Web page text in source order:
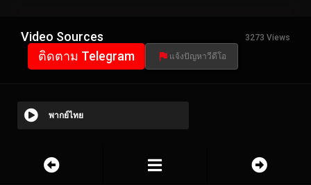
Video Sources 3273 Views
ติดตาม Telegram แจ้งปัญหาวีดีโอ
พากย์ไทย